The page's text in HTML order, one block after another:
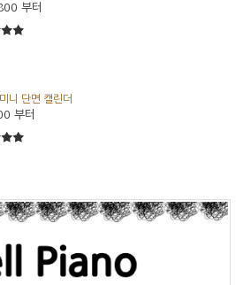
부터
니 단면 캘린더
부터